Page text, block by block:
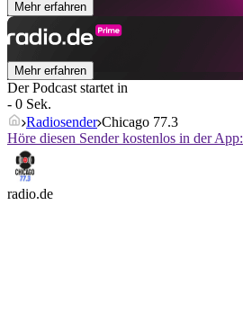
Mehr erfahren
Mehr erfahren
Der Podcast startet in
- 0 Sek.
Radiosender Chicago 77.3
Höre diesen Sender kostenlos in der App:
radio.de